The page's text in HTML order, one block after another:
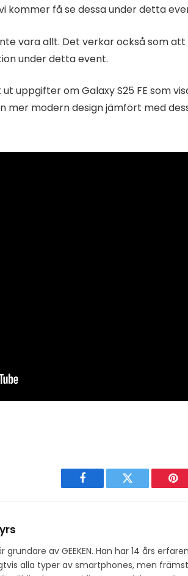
kommer få se dessa under detta
vara allt. Det verkar också som att
under detta event.
uppgifter om Galaxy S25 FE som
mer modern design jämfört med
Facebook Twitter
grundare av GEEKEN. Han har 14 års
alla typer av smartphones, men